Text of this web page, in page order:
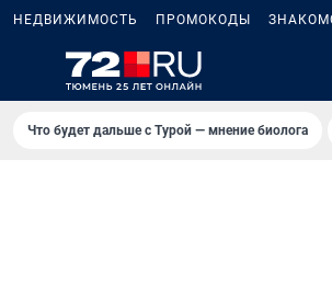
НЕДВИЖИМОСТЬ ПРОМОКОДЫ
Что будет дальше с Турой — мнение биолога